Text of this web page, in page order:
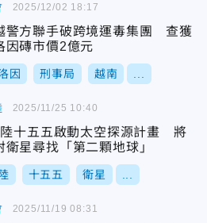
警方聯手破跨境運毒集團 查獲
因磚市價2億元
因 刑事局 越南
2025/12/02 18:17
十五五啟動太空探源計畫 將
衛星尋找「第二顆地球」
十五五 衛星
2025/11/25 10:40
2025/11/19 08:31